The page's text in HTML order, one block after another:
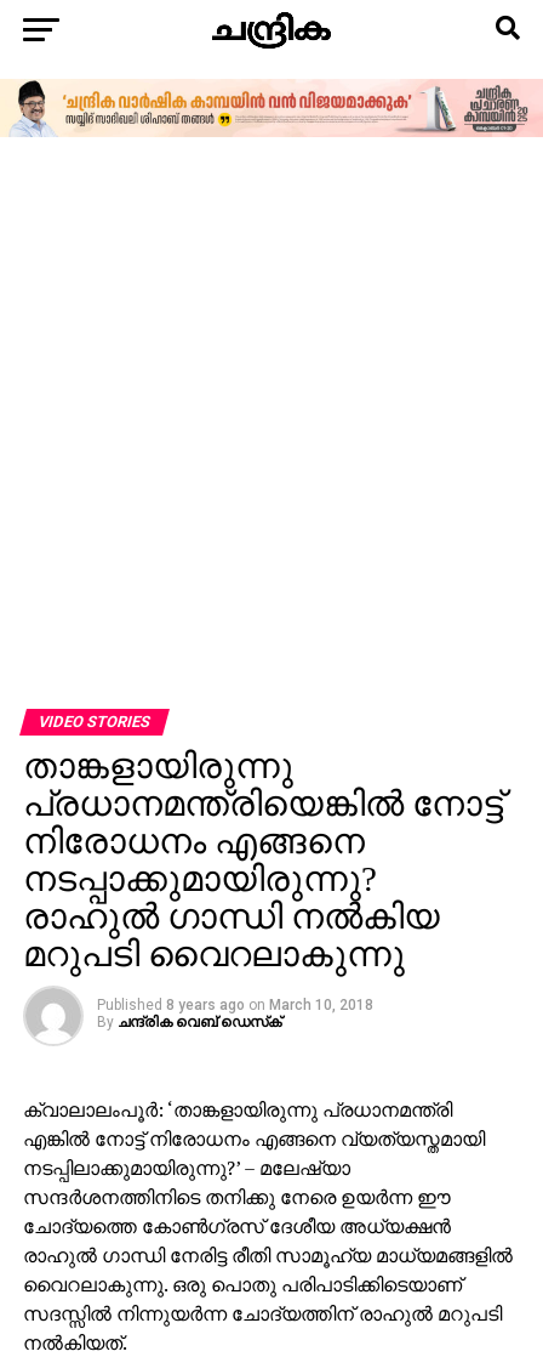
VIDEO STORIES
താങ്കളായിരുന്നു
പ്രധാനമന്ത്രിയെങ്കില്‍ നോട്ട്
നിരോധനം എങ്ങനെ
നടപ്പാക്കുമായിരുന്നു?
രാഹുല്‍ ഗാന്ധി നല്‍കിയ
മറുപടി വൈറലാകുന്നു
Published 8 years ago on March 10, 2018
By ചന്ദ്രിക വെബ് ഡെസ്‌ക്‌
ക്വാലാലംപൂര്‍: ‘താങ്കളായിരുന്നു പ്രധാനമന്ത്രി
എങ്കില്‍ നോട്ട് നിരോധനം എങ്ങനെ വ്യത്യസ്തമായി
നടപ്പിലാക്കുമായിരുന്നു?’ – മലേഷ്യാ
സന്ദര്‍ശനത്തിനിടെ തനിക്കു നേരെ ഉയര്‍ന്ന ഈ
ചോദ്യത്തെ കോണ്‍ഗ്രസ് ദേശീയ അധ്യക്ഷന്‍
രാഹുല്‍ ഗാന്ധി നേരിട്ട രീതി സാമൂഹ്യ മാധ്യമങ്ങളില്‍
വൈറലാകുന്നു. ഒരു പൊതു പരിപാടിക്കിടെയാണ്
സദസ്സില്‍ നിന്നുയര്‍ന്ന ചോദ്യത്തിന് രാഹുല്‍ മറുപടി
നല്‍കിയത്.